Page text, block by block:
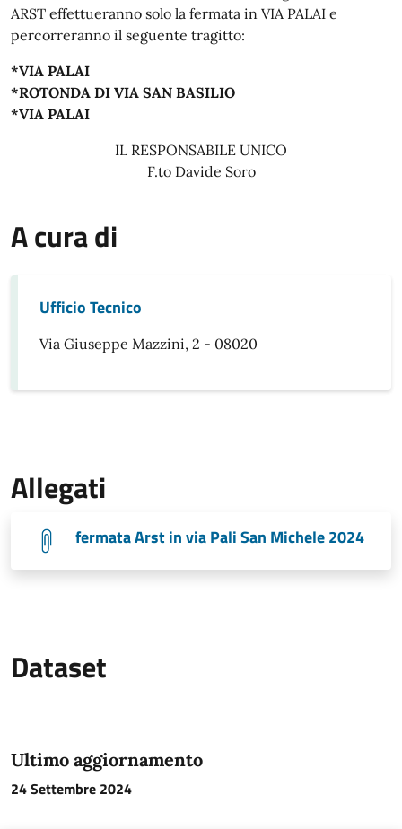
ARST effettueranno solo la fermata in VIA PALAI e
percorreranno il seguente tragitto:
*VIA PALAI
*ROTONDA DI VIA SAN BASILIO
*VIA PALAI
IL RESPONSABILE UNICO
F.to Davide Soro
A cura di
Ufficio Tecnico
Via Giuseppe Mazzini, 2 - 08020
Allegati
fermata Arst in via Pali San Michele 2024
Dataset
Ultimo aggiornamento
24 Settembre 2024